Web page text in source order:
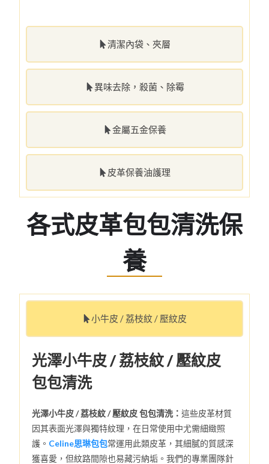
清潔內袋、夾層
異味去除，殺菌、除霉
金屬五金保養
皮革保養油護理
各式皮革包包清洗保
養
小牛皮 / 荔枝紋 / 壓紋皮
光澤小牛皮 / 荔枝紋 / 壓紋皮
包包清洗
光澤小牛皮 / 荔枝紋 / 壓紋皮 包包清洗：這些皮革材質
因其表面光澤與獨特紋理，在日常使用中尤需細緻照
護。 Celine思琳包包常運用此類皮革，其細膩的質感深
獲喜愛，但紋路間隙也易藏污納垢。我們的專業團隊針